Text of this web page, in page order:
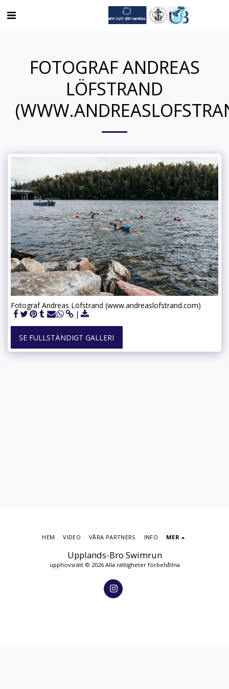
FOTOGRAF ANDREAS
LÖFSTRAND
Fotograf Andreas Löfstrand (www.andreaslofstrand.com)
SE FULLSTÄNDIGT GALLERI
Upplands-Bro Swimrun
upphovsrätt © 2026 Alla rättigheter förbehållna
HEM VIDEO VÅRA PARTNERS INFO MER